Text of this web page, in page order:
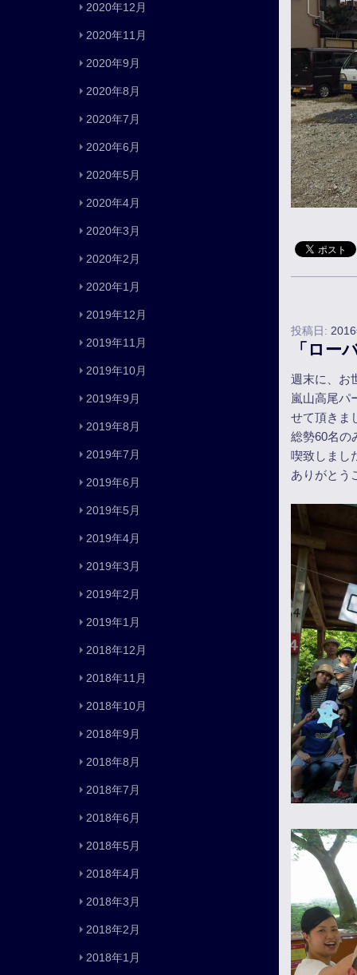
投稿日:
「ロー
週末に、お
嵐山高尾パ
せて頂きま
総勢60名の
喫致しまし
ありがとう
2020年12月
2020年11月
2020年9月
2020年8月
2020年7月
2020年6月
2020年5月
2020年4月
2020年3月
2020年2月
2020年1月
2019年12月
2019年11月
2019年10月
2019年9月
2019年8月
2019年7月
2019年6月
2019年5月
2019年4月
2019年3月
2019年2月
2019年1月
2018年12月
2018年11月
2018年10月
2018年9月
2018年8月
2018年7月
2018年6月
2018年5月
2018年4月
2018年3月
2018年2月
2018年1月